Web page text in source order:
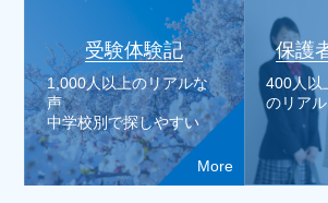
受験体験記
1,000人以上のリアルな
声
中学校別で探しやすい
More
保護
400人以
のリア